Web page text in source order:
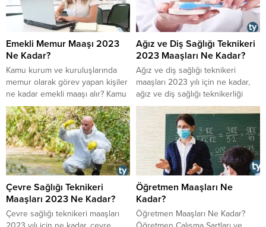
Emekli Memur Maaşı 2023
Ne Kadar?
Kamu kurum ve kuruluşlarında
memur olarak görev yapan kişiler
ne kadar emekli maaşı alır? Kamu
kurum ve kuruluşlarında memur
olarak çalışan kişiler ne kadar
ikramiye alır? Emekli memur maaşı
2023 ne kadar? 2022-2023
emekli memur maaşı ne kadar?
Emekli memur ikramiyesi 2023 ne
kadar? Memur emeklisi ikramiyesi
ne kadar?
Ağız ve Diş Sağlığı Teknikeri
2023 Maaşları Ne Kadar?
Ağız ve diş sağlığı teknikeri
maaşları 2023 yılı için ne kadar,
ağız ve diş sağlığı teknikerliği
nedir, görevleri nelerdir, ağız ve
diş sağlığı teknikeri nasıl olunur,
mesleğin çalışma şartları nasıldır,
2023 yılı için özel sektör ağız ve
diş sağlığı teknikeri maaşı nasıldır
gibi soruların cevaplarına buradan
ulaşabilirsiniz.
Çevre Sağlığı Teknikeri
Maaşları 2023 Ne Kadar?
Çevre sağlığı teknikeri maaşları
Öğretmen Maaşları Ne
Kadar?
Öğretmen Maaşları Ne Kadar?